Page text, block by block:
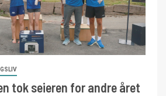
tok seieren for andre året